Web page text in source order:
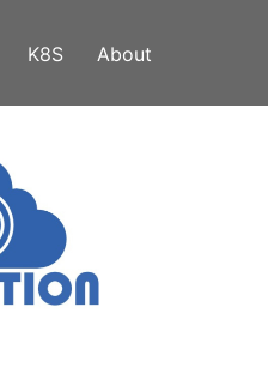
K8S About